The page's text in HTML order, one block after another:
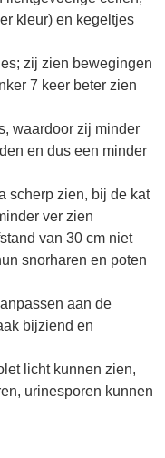
kleur) en kegeltjes
zij zien bewegingen
7 keer beter zien
waardoor zij minder
en dus een minder
scherp zien, bij de kat
ver zien
van 30 cm niet
snorharen en poten
aan de
bijziend en
licht kunnen zien,
urinesporen kunnen